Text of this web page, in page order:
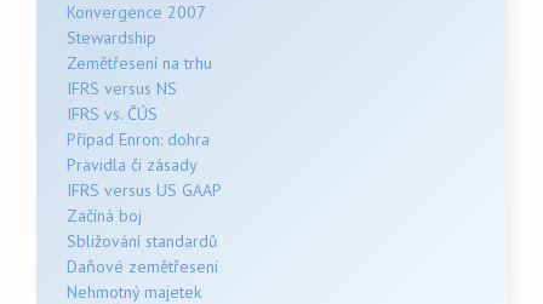
Konvergence 2007
Stewardship
Zemětřesení na trhu
IFRS versus NS
IFRS vs. ČÚS
Případ Enron: dohra
Pravidla či zásady
IFRS versus US GAAP
Začíná boj
Sbližování standardů
Daňové zemětřesení
Nehmotný majetek